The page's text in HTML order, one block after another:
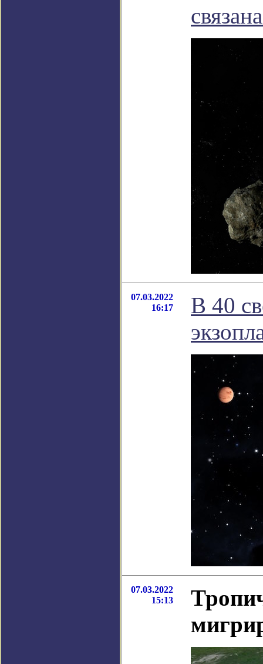
07.03.2022
16:17
В 40
07.03.2022
15:13